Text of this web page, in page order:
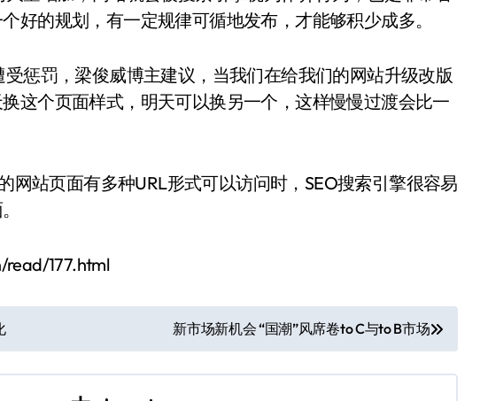
好的规划，有一定规律可循地发布，才能够积少成多。
惩罚，梁俊威博主建议，当我们在给我们的网站升级改版
这个页面样式，明天可以换另一个，这样慢慢过渡会比一
站页面有多种URL形式可以访问时，SEO搜索引擎很容易
177.html
新市场新机会 “国潮”风席卷to C与to B市场